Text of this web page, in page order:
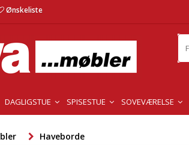
Ønskeliste
DAGLIGSTUE SPISESTUE SOVEVÆRELSE
Haveborde